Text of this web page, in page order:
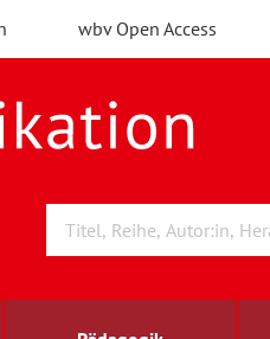
wbv Open Access